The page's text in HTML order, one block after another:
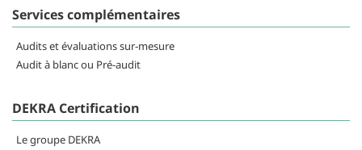
Services complémentaires
Audits et évaluations sur-mesure
Audit à blanc ou Pré-audit
DEKRA Certification
Le groupe DEKRA